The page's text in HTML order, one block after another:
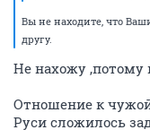
Вы не находите, что
другу.
Не нахожу ,потому
Отношение к
Руси сложилось